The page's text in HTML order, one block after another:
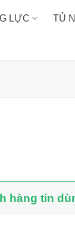
LỰC TỦ
hàng tin